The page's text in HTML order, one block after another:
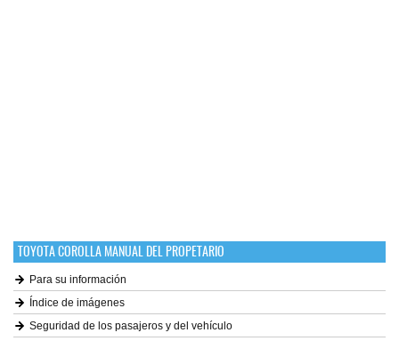
TOYOTA COROLLA MANUAL DEL PROPETARIO
Para su información
Índice de imágenes
Seguridad de los pasajeros y del vehículo